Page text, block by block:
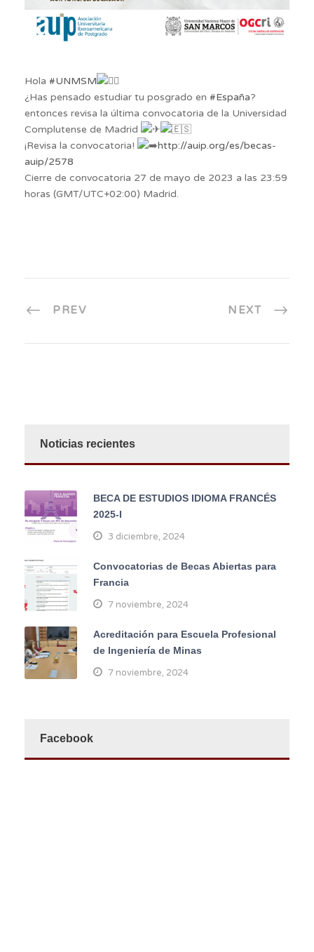
Hola #UNMSM
¿Has pensado estudiar tu posgrado en #España?
entonces revisa la última convocatoria de la Universidad
Complutense de Madrid
¡Revisa la convocatoria!
http://auip.org/es/becas-
auip/2578
Cierre de convocatoria 27 de mayo de 2023 a las 23:59
horas (GMT/UTC+02:00) Madrid.
PREV NEXT
Noticias recientes
BECA DE ESTUDIOS IDIOMA FRANCÉS
2025-I
3 diciembre, 2024
Convocatorias de Becas Abiertas para
Francia
7 noviembre, 2024
Acreditación para Escuela Profesional
de Ingeniería de Minas
7 noviembre, 2024
Facebook